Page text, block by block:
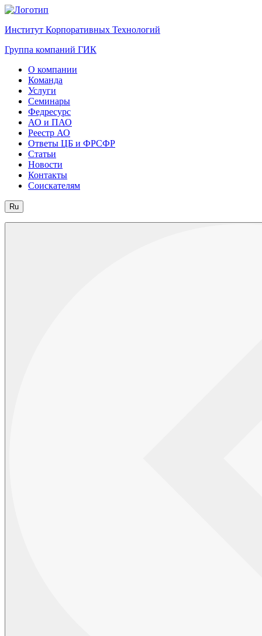
Институт Корпоративных Технологий
Группа компаний ГИК
О компании
Команда
Услуги
Семинары
Федресурс
АО и ПАО
Реестр АО
Ответы ЦБ и ФРСФР
Статьи
Новости
Контакты
Соискателям
Ru